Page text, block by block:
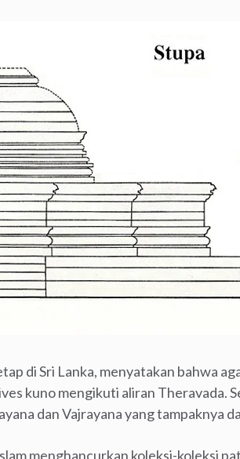
di Sri Lanka, menyatakan bahwa
kuno mengikuti aliran Theravada.
dan Vajrayana yang tampaknya
menghancurkan koleksi-koleksi